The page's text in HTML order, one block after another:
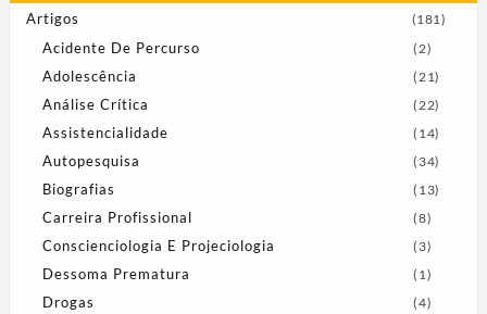
Artigos (181)
Acidente De Percurso (2)
Adolescência (21)
Análise Crítica (22)
Assistencialidade (14)
Autopesquisa (34)
Biografias (13)
Carreira Profissional (8)
Conscienciologia E Projeciologia (3)
Dessoma Prematura (1)
Drogas (4)